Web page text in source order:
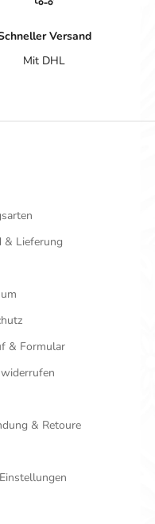
Versand
Mit DHL
& Lieferung
& Formular
& Retoure